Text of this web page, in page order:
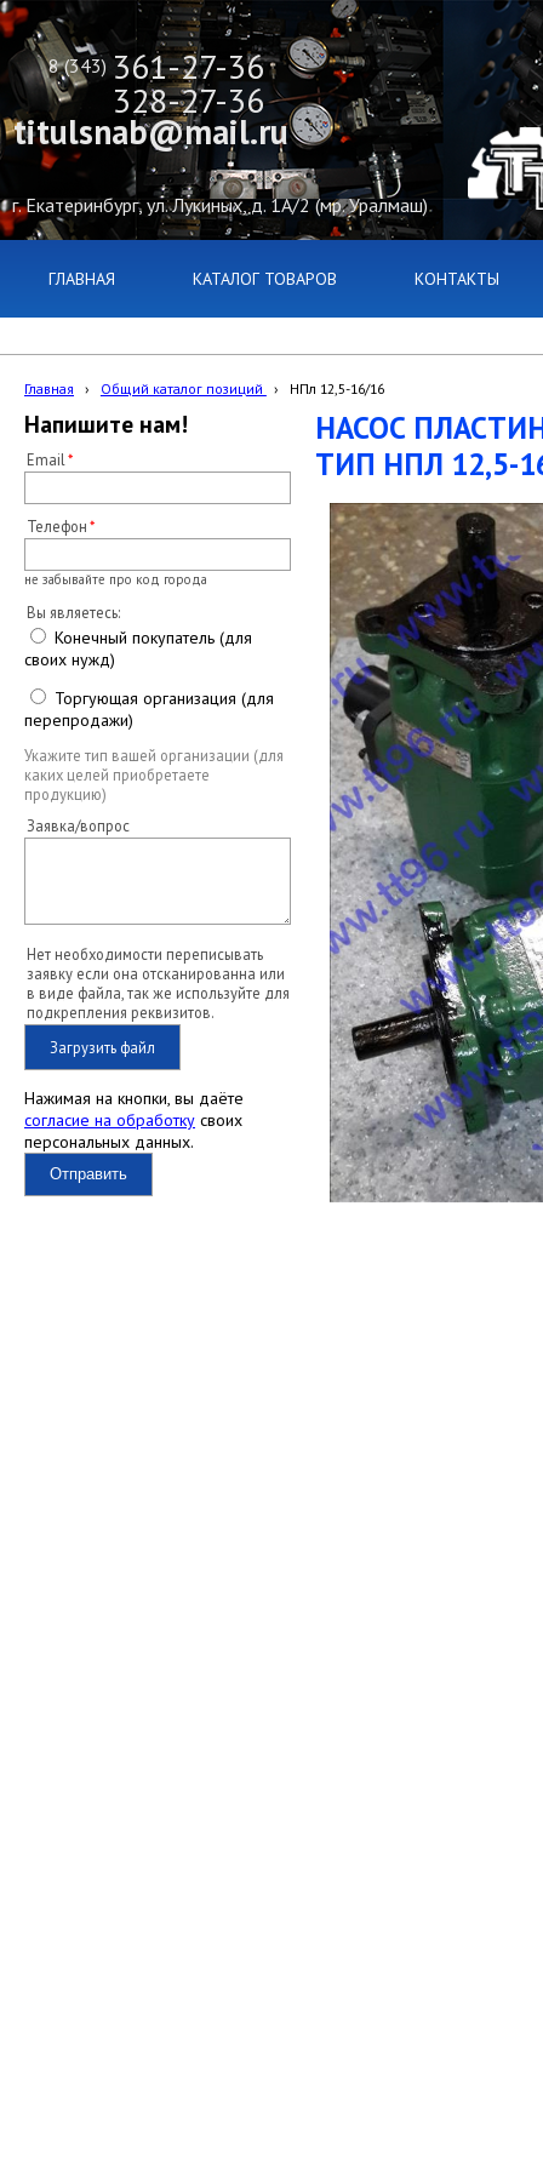
8 (343) 361-27-36
г. Екатеринбург, ул. Лукиных, д. 1А/2 (мр. Уралмаш)
328-27-36
titulsnab@mail.ru
ГЛАВНАЯ КАТАЛОГ ТОВАРОВ КОНТАКТЫ
Главная › Общий каталог позиций › НПл 12,5-16/16
Напишите нам!
Email
Телефон
не забывайте про код города
Вы являетесь:
Конечный покупатель (для
своих нужд)
Торгующая организация (для
перепродажи)
Укажите тип вашей организации (для
каких целей приобретаете
продукцию)
Заявка/вопрос
Нет необходимости переписывать
заявку если она отсканированна или
в виде файла, так же используйте для
подкрепления реквизитов.
Загрузить файл
Нажимая на кнопки, вы даёте
согласие на обработку своих
персональных данных.
Отправить
НАСОС
ТИП НПЛ 12,5-